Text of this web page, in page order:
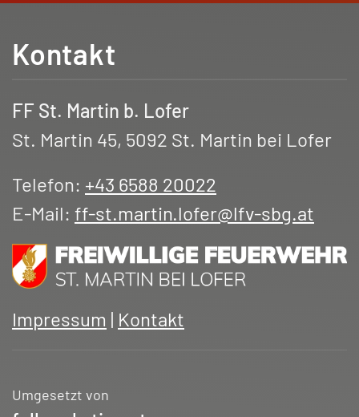
Kontakt
FF St. Martin b. Lofer
St. Martin 45, 5092 St. Martin bei Lofer
Telefon: +43 6588 20022
E-Mail: ff-st.martin.lofer@lfv-sbg.at
Impressum | Kontakt
Umgesetzt von